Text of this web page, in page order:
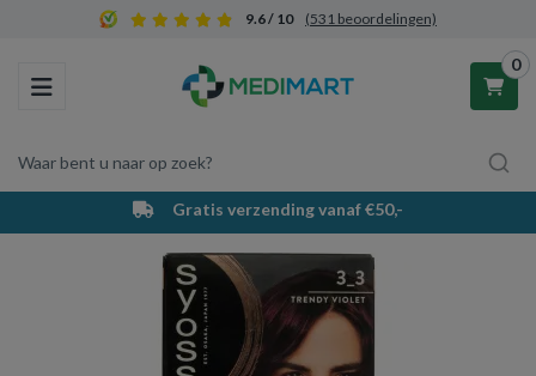
9.6 / 10 (531 beoordelingen)
Toggle navigation
Waar bent u naar op zoek?
0
Winkelwagen
Uw winkelwagen is leeg.
Vul hem met producten.
Gratis verzending vanaf €50,-